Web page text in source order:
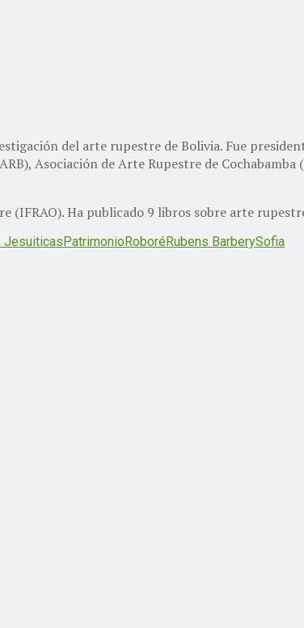
del arte rupestre de Bolivia. Fue
Asociación de Arte Rupestre de
(IFRAO). Ha publicado 9 libros sobre arte
Jesuiticas Patrimonio Roboré Rubens BarberySofia